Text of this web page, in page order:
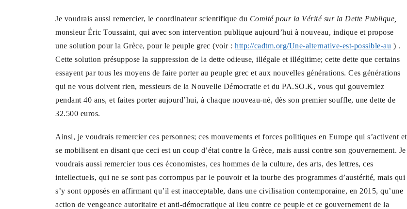
Je voudrais aussi remercier, le coordinateur scientifique du Comité pour la Vérité sur la Dette Publique,
monsieur Éric Toussaint, qui avec son intervention publique aujourd’hui à nouveau, indique et propose
une solution pour la Grèce, pour le peuple grec (voir : http://cadtm.org/Une-alternative-est-possible-au ) .
Cette solution présuppose la suppression de la dette odieuse, illégale et illégitime; cette dette que certains
essayent par tous les moyens de faire porter au peuple grec et aux nouvelles générations. Ces générations
qui ne vous doivent rien, messieurs de la Nouvelle Démocratie et du PA.SO.K, vous qui gouverniez
pendant 40 ans, et faites porter aujourd’hui, à chaque nouveau-né, dès son premier souffle, une dette de
32.500 euros.
Ainsi, je voudrais remercier ces personnes; ces mouvements et forces politiques en Europe qui s’activent et
se mobilisent en disant que ceci est un coup d’état contre la Grèce, mais aussi contre son gouvernement. Je
voudrais aussi remercier tous ces économistes, ces hommes de la culture, des arts, des lettres, ces
intellectuels, qui ne se sont pas corrompus par le pouvoir et la tourbe des programmes d’austérité, mais qui
s’y sont opposés en affirmant qu’il est inacceptable, dans une civilisation contemporaine, en 2015, qu’une
action de vengeance autoritaire et anti-démocratique ai lieu contre ce peuple et ce gouvernement de la